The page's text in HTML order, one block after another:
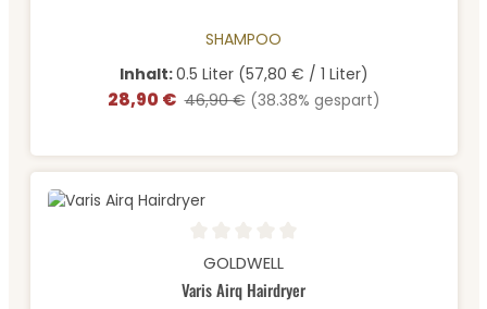
SHAMPOO
Inhalt:0.5 Liter (57,80 € / 1 Liter)
Verkaufspreis:
28,90 € Regulärer Preis:
46,90 € (38.38% gespart)
Durchschnittliche Bewertung von 0 von 5 Sternen
GOLDWELL
Varis Airq Hairdryer